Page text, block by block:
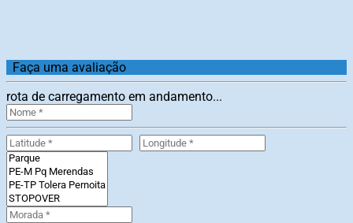
Faça uma avaliação
rota de carregamento em andamento...